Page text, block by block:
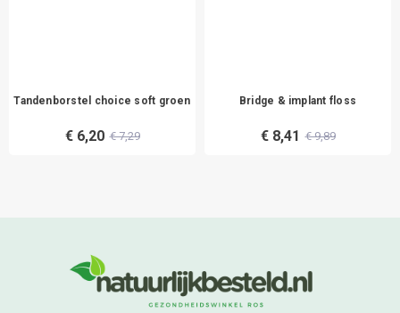
Tandenborstel choice soft groen
€ 6,20 € 7,29
Bridge & implant floss
€ 8,41 € 9,89